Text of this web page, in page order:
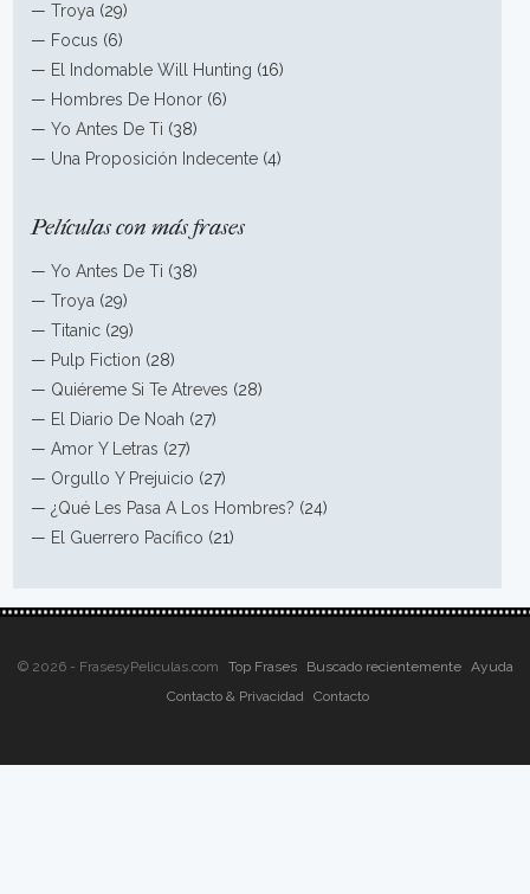
—Troya (29)
— Focus (6)
— El Indomable Will Hunting (16)
— Hombres De Honor (6)
—Yo Antes De Ti (38)
— Una Proposición Indecente (4)
Películas con más frases
—Yo Antes De Ti (38)
—Troya (29)
—Titanic (29)
— Pulp Fiction (28)
— Quiéreme Si Te Atreves (28)
— El Diario De Noah (27)
—Amor Y Letras (27)
— Orgullo Y Prejuicio (27)
—¿Qué Les Pasa A Los Hombres? (24)
— El Guerrero Pacífico (21)
© 2026 - FrasesyPeliculas.com Top Frases Buscado recientemente
Ayuda
Contacto & Privacidad
Contacto